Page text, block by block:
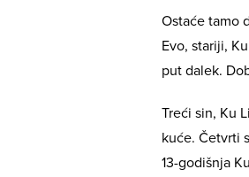
Ostaće tamo
Evo, stariji,
put dalek.
Treći sin, Ku
kuće. Četvrti
13-godišnja